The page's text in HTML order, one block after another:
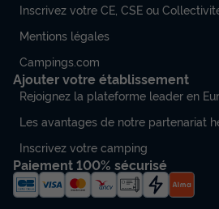
Inscrivez votre CE, CSE ou
Mentions légales
Campings.com
Ajouter votre établissement
Rejoignez la plateforme leader en
Les avantages de notre partenariat
Inscrivez votre camping
Paiement 100% sécurisé